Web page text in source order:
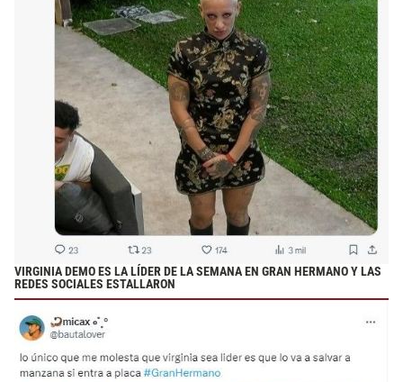
VIRGINIA DEMO ES LA LÍDER DE LA SEMANA EN GRAN HERMANO Y LAS
REDES SOCIALES ESTALLARON